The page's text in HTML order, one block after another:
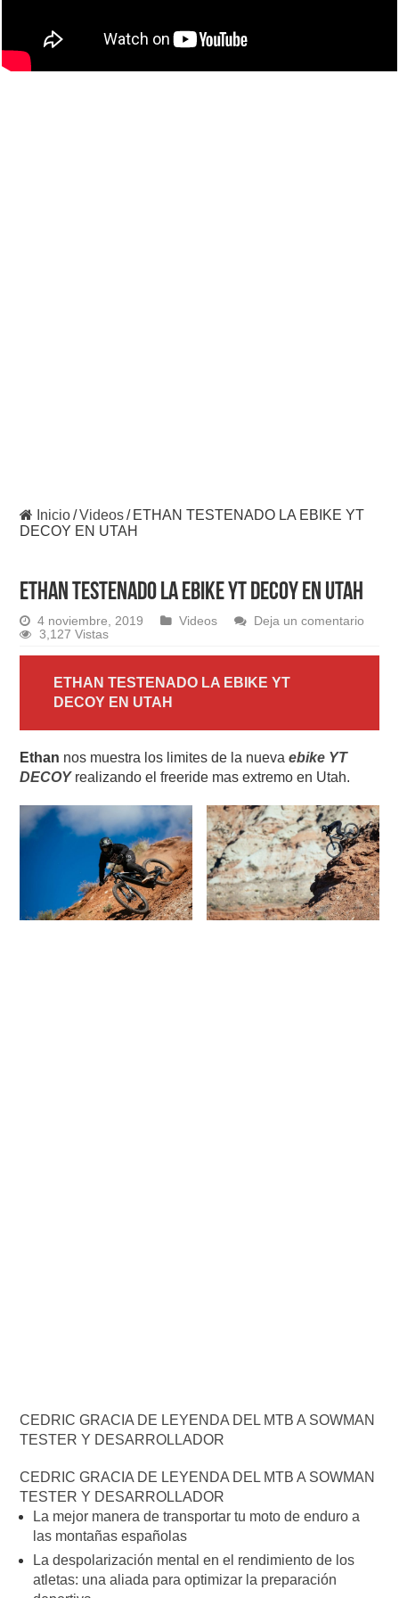
Inicio/Videos/ ETHAN TESTENADO LA EBIKE YT
DECOY EN UTAH
ETHAN TESTENADO LA EBIKE YT DECOY EN UTAH
4 noviembre, 2019 Videos
Deja un comentario
3,127 Vistas
ETHAN TESTENADO LA EBIKE YT
DECOY EN UTAH
Ethan nos muestra los limites de la nuevaebike YT
DECOYrealizando el freeride mas extremo en Utah.
CEDRIC GRACIA DE LEYENDA DEL MTB A SOWMAN
TESTER Y DESARROLLADOR
CEDRIC GRACIA DE LEYENDA DEL MTB A SOWMAN
TESTER Y DESARROLLADOR
La mejor manera de transportar tu moto de enduro a
las montañas españolas
La despolarización mental en el rendimiento de los
atletas: una aliada para optimizar la preparación